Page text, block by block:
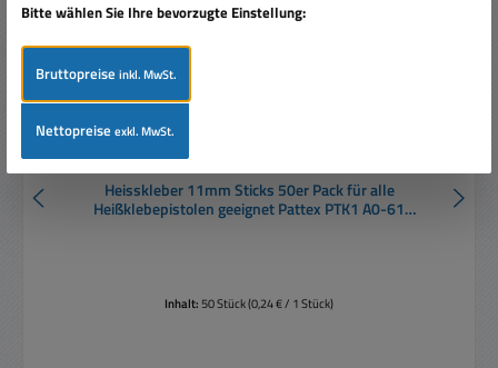
Heisskleber 11mm Sticks 50er Pack für alle
Heißklebepistolen geeignet Pattex PTK1 A0-61
HOTMELT
Inhalt: 50 Stück(0,24 € / 1 Stück)
Bitte wählen Sie Ihre bevorzugte Einstellung:
Bruttopreiseinkl. MwSt.
Nettopreiseexkl. MwSt.